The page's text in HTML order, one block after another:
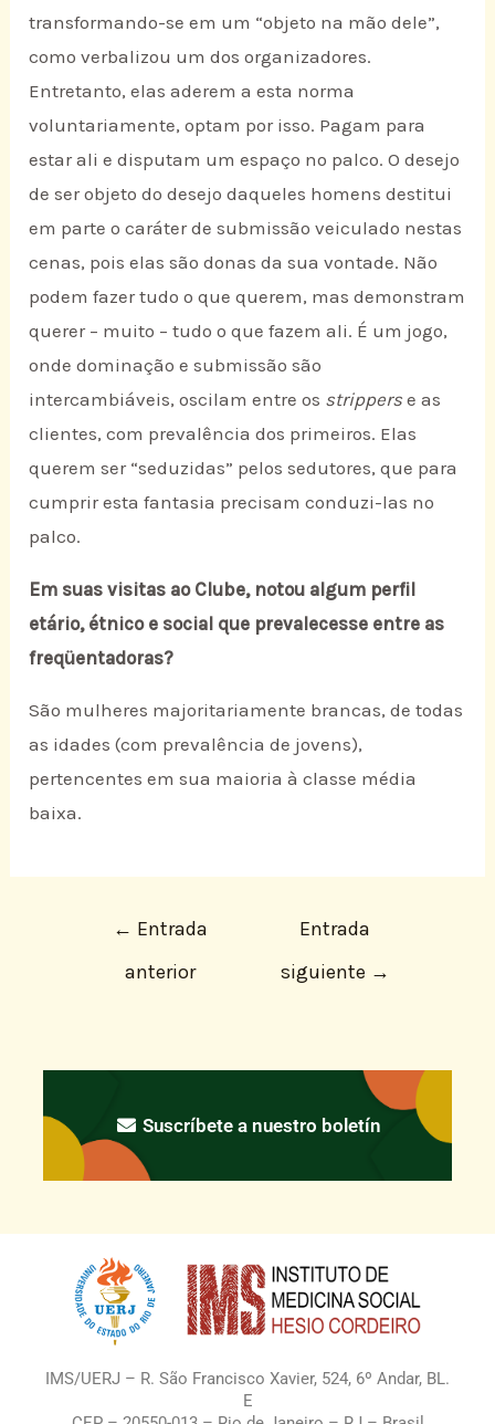
transformando-se em um “objeto na mão dele”,
como verbalizou um dos organizadores.
Entretanto, elas aderem a esta norma
voluntariamente, optam por isso. Pagam para
estar ali e disputam um espaço no palco. O desejo
de ser objeto do desejo daqueles homens destitui
em parte o caráter de submissão veiculado nestas
cenas, pois elas são donas da sua vontade. Não
podem fazer tudo o que querem, mas demonstram
querer – muito – tudo o que fazem ali. É um jogo,
onde dominação e submissão são
intercambiáveis, oscilam entre os strippers e as
clientes, com prevalência dos primeiros. Elas
querem ser “seduzidas” pelos sedutores, que para
cumprir esta fantasia precisam conduzi-las no
palco.
Em suas visitas ao Clube, notou algum perfil
etário, étnico e social que prevalecesse entre as
freqüentadoras?
São mulheres majoritariamente brancas, de todas
as idades (com prevalência de jovens),
pertencentes em sua maioria à classe média
baixa.
← Entrada
anterior
Entrada
siguiente →
Suscríbete a nuestro boletín
IMS/UERJ – R. São Francisco Xavier, 524, 6º Andar, BL.
E